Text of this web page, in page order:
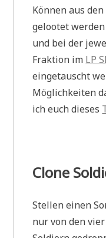
Können aus
gelootet
und bei der
Fraktion im LP
eingetauscht
Möglichkeiten
ich euch dieses
Clone
Stellen einen
nur von den